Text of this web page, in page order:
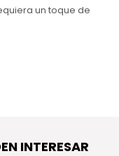
un toque de
INTERESAR